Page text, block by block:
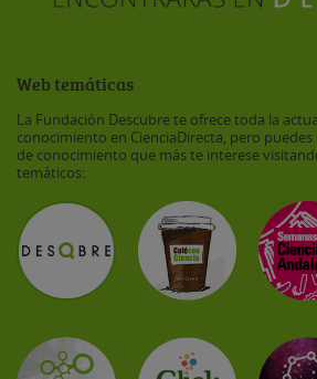
Web temáticas
La Fundación Descubre te ofrece toda la
conocimiento en CienciaDirecta, pero
de conocimiento que más te interese
temáticos: